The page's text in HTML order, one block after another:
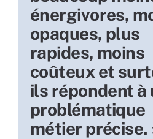
énergivores,
opaques, plus
rapides, moins
coûteux et
ils répondent à
problématique
métier précise.